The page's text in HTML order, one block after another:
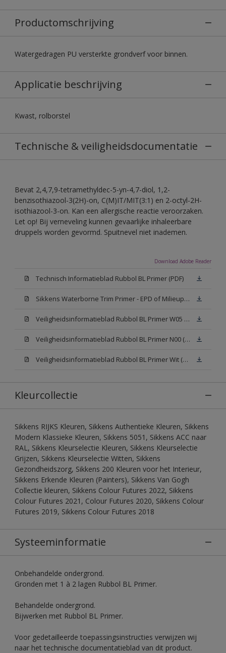
Productomschrijving
Watergedragen PU versterkte grondverf voor binnen.
Applicatie beschrijving
Kwast, rolborstel
Technische & veiligheidsdocumentatie
Bevat 2,4,7,9-tetramethyldec-5-yn-4,7-diol, 1,2-
benzisothiazool-3(2H)-on, C(M)IT/MIT(3:1) en 2-octyl-2H-
isothiazool-3-on. Kan een allergische reactie veroorzaken.
Let op! Bij verneveling kunnen gevaarlijke inhaleerbare
druppels worden gevormd. Spuitnevel niet inademen.
Download Adobe Reader
Technisch Informatieblad Rubbol BL Primer (PDF)
Sikkens Waterborne Trim Primer - EPD of Milieuproductverklaring
Veiligheidsinformatieblad Rubbol BL Primer W05 (MSDS)
Veiligheidsinformatieblad Rubbol BL Primer N00 (MSDS)
Veiligheidsinformatieblad Rubbol BL Primer Wit (MSDS)
Kleurcollectie
Sikkens RIJKS Kleuren, Sikkens Authentieke Kleuren, Sikkens
Modern Klassieke Kleuren, Sikkens 5051, Sikkens ACC naar
RAL, Sikkens Kleurselectie Kleuren, Sikkens Kleurselectie
Grijzen, Sikkens Kleurselectie Witten, Sikkens
Gezondheidszorg, Sikkens 200 Kleuren voor het Interieur,
Sikkens Erkende Kleuren (Painters), Sikkens Van Gogh
Collectie kleuren, Sikkens Colour Futures 2022, Sikkens
Colour Futures 2021, Colour Futures 2020, Sikkens Colour
Futures 2019, Sikkens Colour Futures 2018
Systeeminformatie
Onbehandelde ondergrond.
Gronden met 1 à 2 lagen Rubbol BL Primer.
Behandelde ondergrond.
Bijwerken met Rubbol BL Primer.
Voor gedetailleerde toepassingsinstructies verwijzen wij
naar het technische documentatieblad van dit product.